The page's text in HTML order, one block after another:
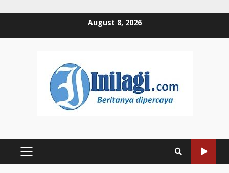
August 8, 2026
PRIMARY